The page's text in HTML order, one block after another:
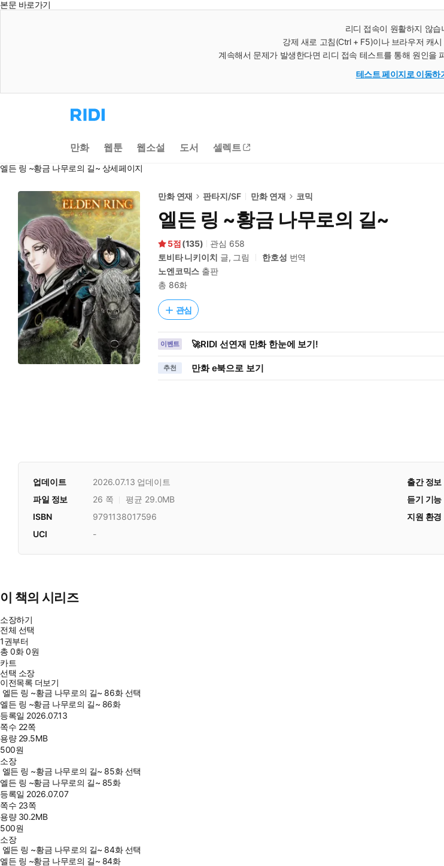
본문 바로가기
리디 접속이 원활하지 않습
강제 새로 고침(Ctrl + F5)이나 브라우저 캐
계속해서 문제가 발생한다면 리디 접속 테스트를 통해 원인을
테스트 페이지로 이동하
리
디
으
로
동
만화 웹툰 웹소설 도서 셀렉트
엘든 링 ~황금 나무로의 길~ 상세페이지
만화 연재 판타지/SF 만화 연재 코믹
엘든 링 ~황금 나무로의 길~
5 (135) 관심 658
토비타 니키이치 글, 그림 한호성 번역
노엔코믹스 출판
총 86화
관심
이벤트 🚀RIDI 선연재 만화 한눈에 보기!
추천 만화 e북으로 보기
업데이트 2026.07.13 업데이트 출간 정보
듣기 기능
파일 정보 26 쪽
평균 29.0MB
지원 환경
ISBN
9791138017596
UCI
-
이 책의 시리즈
소장하기
전체 선택
1권부터
총0화0원
카트
선택 소장
이전목록 더보기
엘든 링 ~황금 나무로의 길~ 86화 선택
엘든 링 ~황금 나무로의 길~ 86화
등록일 2026.07.13
쪽수 22쪽
용량 29.5MB
500원
소장
엘든 링 ~황금 나무로의 길~ 85화 선택
엘든 링 ~황금 나무로의 길~ 85화
등록일 2026.07.07
쪽수 23쪽
용량 30.2MB
500원
소장
엘든 링 ~황금 나무로의 길~ 84화 선택
엘든 링 ~황금 나무로의 길~ 84화